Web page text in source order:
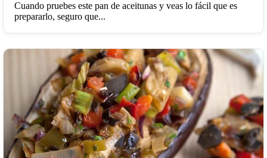
Cuando pruebes este pan de aceitunas y veas lo fácil que es
prepararlo, seguro que...